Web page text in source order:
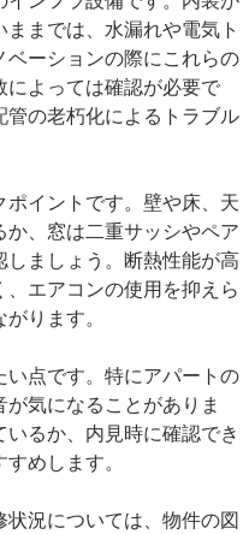
までは、水漏れや電気ト
ーションの際にこれらの
よっては確認が必要で
の老朽化によるトラブル
ポイントです。壁や床、天
、窓は二重サッシやペア
ましょう。断熱性能が高
エアコンの使用を抑えら
ります。
い点です。特にアパートの
気になることがありま
るか、内見時に確認でき
めします。
況については、物件の図